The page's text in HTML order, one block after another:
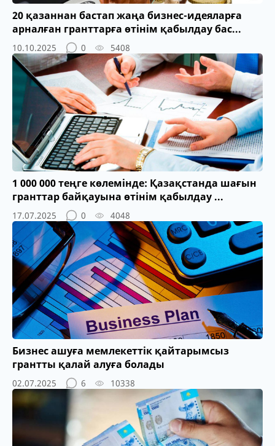
20 қазаннан бастап жаңа бизнес-идеяларға
арналған гранттарға өтінім қабылдау бас...
10.10.2025 0 5408
1 000 000 теңге көлемінде: Қазақстанда шағын
гранттар байқауына өтінім қабылдау ...
17.07.2025 0 4048
Бизнес ашуға мемлекеттік қайтарымсыз
грантты қалай алуға болады
02.07.2025 6 10338